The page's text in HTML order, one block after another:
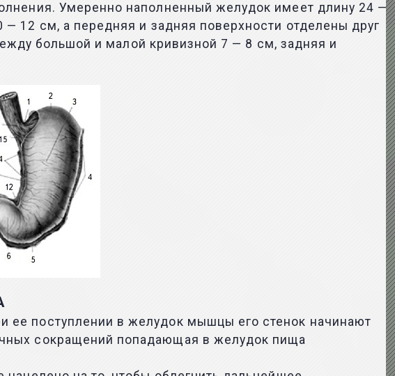
Умеренно наполненный желудок имеет длину 24 —
12 см, а передняя и задняя поверхности отделены друг
большой и малой кривизной 7 — 8 см, задняя и
поступлении в желудок мышцы его стенок начинают
сокращений попадающая в желудок пища